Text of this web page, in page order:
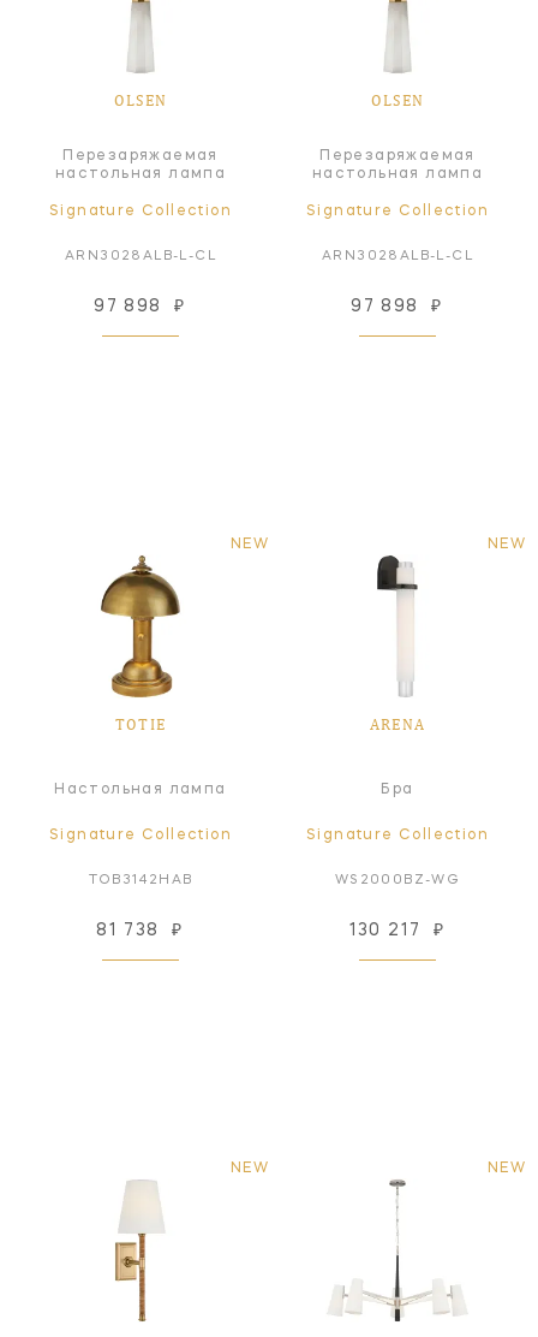
OLSEN
Перезаряжаемая
настольная лампа
Signature Collection
ARN3028ALB-L-CL
97 898 ₽
OLSEN
Перезаряжаемая
настольная лампа
Signature Collection
ARN3028ALB-L-CL
97 898 ₽
NEW
TOTIE
Настольная лампа
Signature Collection
TOB3142HAB
81 738 ₽
NEW
ARENA
Бра
Signature Collection
WS2000BZ-WG
130 217 ₽
NEW NEW